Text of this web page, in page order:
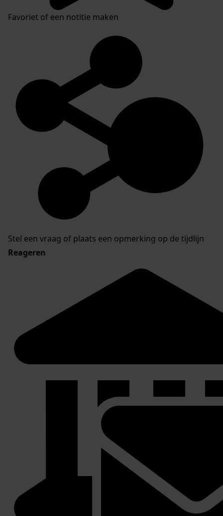
Favoriet of een notitie maken
Stel een vraag of plaats een opmerking op de tijdlijn
Reageren